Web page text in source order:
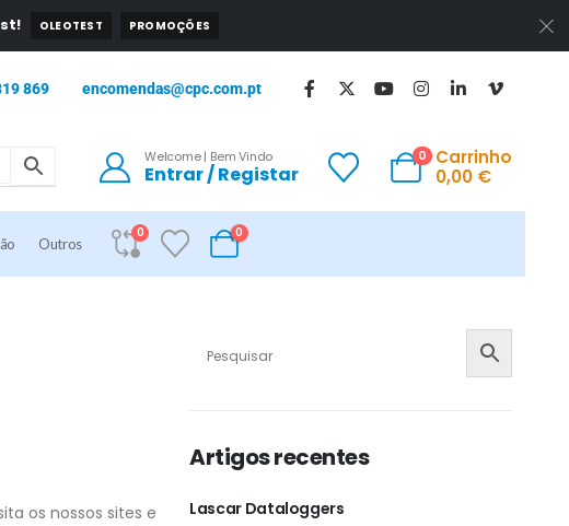
OLEOTEST PROMOÇÕES
869 encomendas@cpc.com.pt
Welcome | Bem Vindo
Entrar / Registar
0
Carrinho
0,00 €
Outros
0 0
os nossos sites e
Artigos recentes
Lascar Dataloggers